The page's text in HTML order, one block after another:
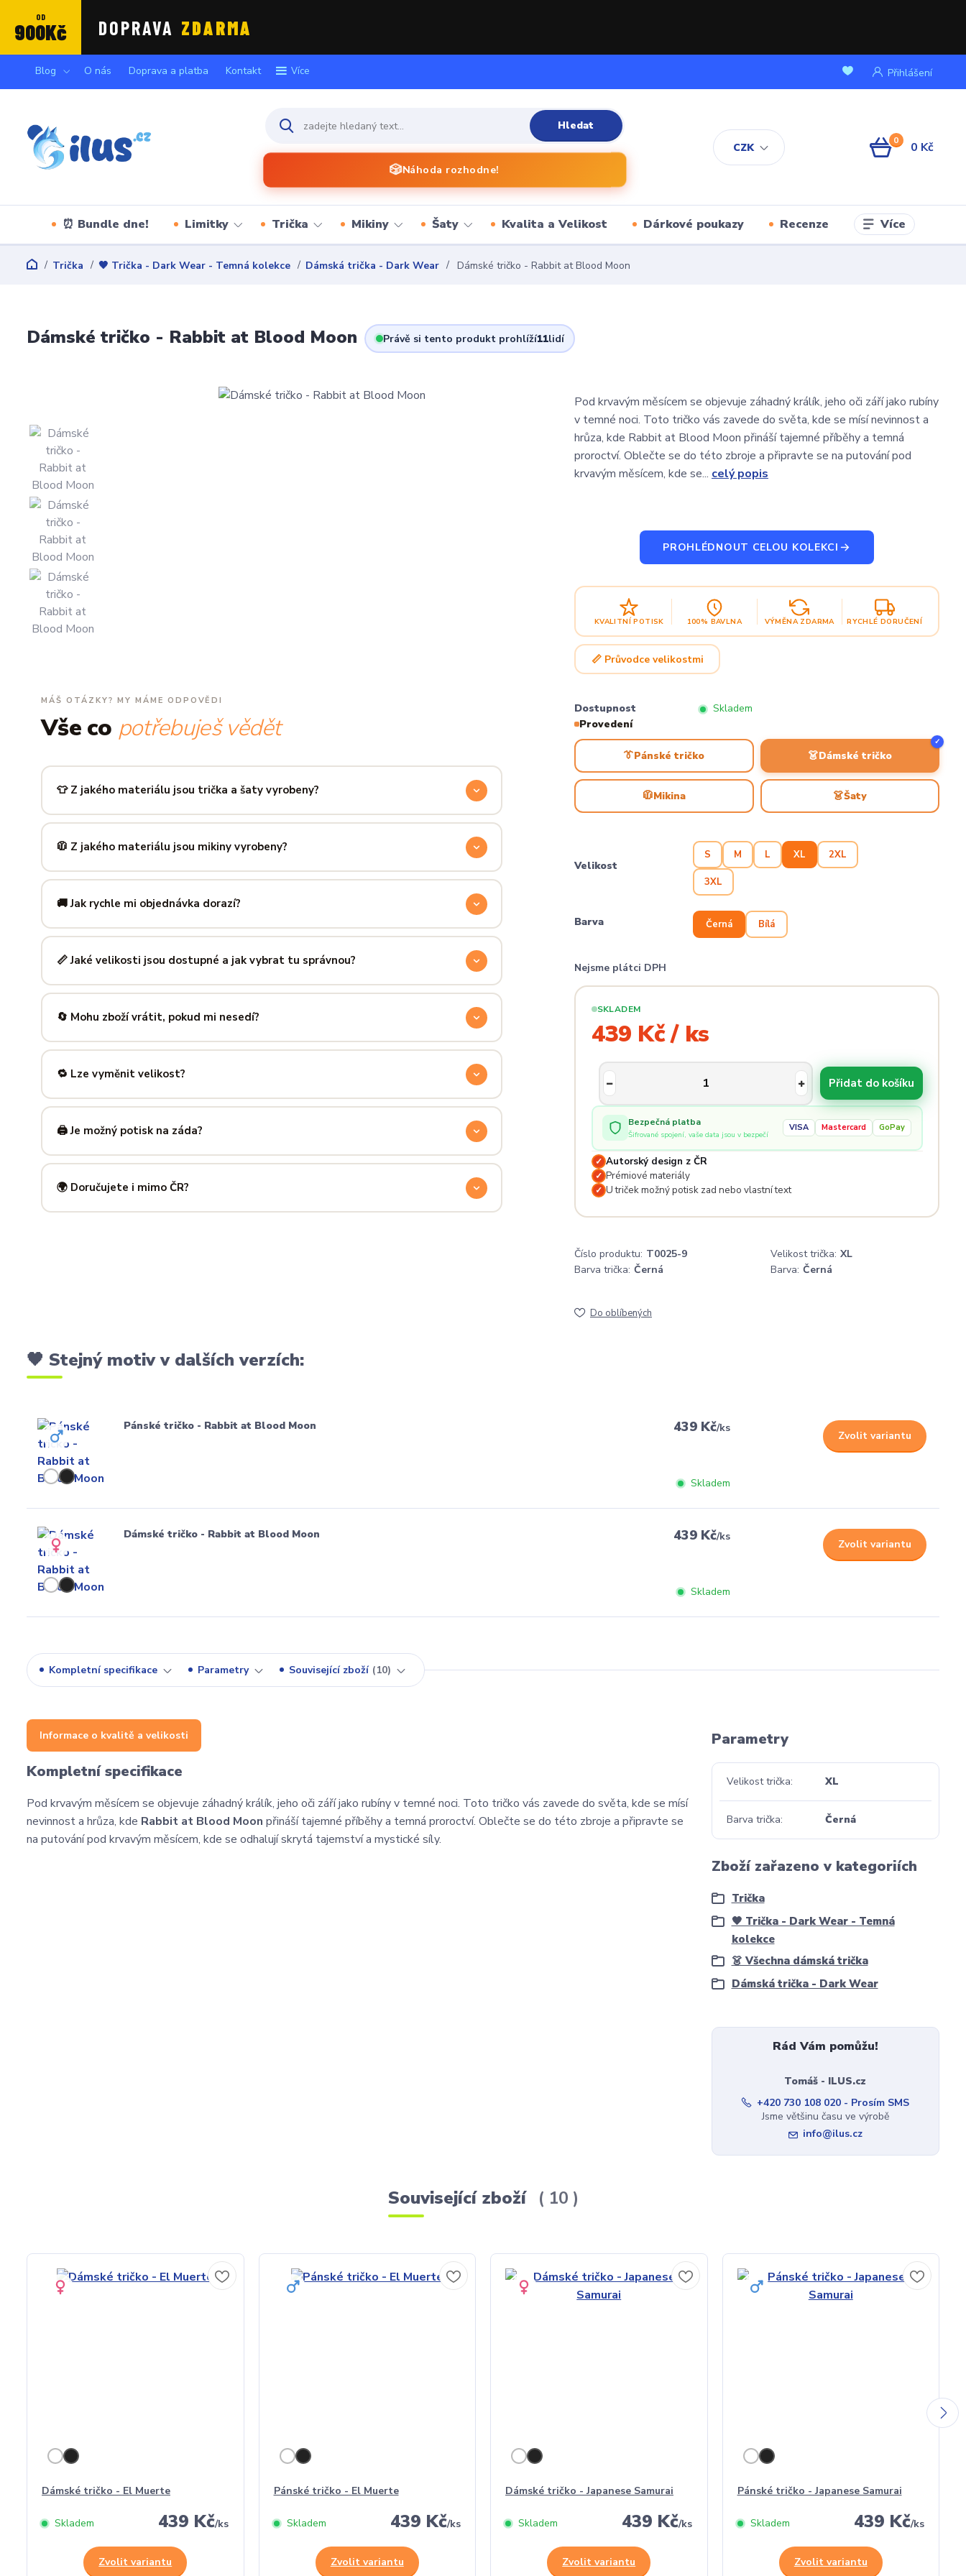
OD
900Kč DOPRAVA ZDARMA
Blog O nás Doprava a platba Kontakt Více
CZK
Přihlášení
Hledat
🎲Náhoda rozhodne!
0 0 Kč
⏰ Bundle dne! Limitky Trička Mikiny Šaty Kvalita a Velikost Dárkové poukazy Recenze Více
Trička 🖤 Trička - Dark Wear - Temná kolekce Dámská trička - Dark Wear Dámské tričko - Rabbit at Blood Moon
Dámské tričko - Rabbit at Blood Moon Právě si tento produkt prohlíží11lidí
MÁŠ OTÁZKY? MY MÁME ODPOVĚDI
Vše co potřebuješ vědět
👕 Z jakého materiálu jsou trička a šaty vyrobeny?
Používáme prémiovou 100% bavlnu — měkkou na dotek, prodyšnou a odolnou. Produkt si
zachová tvar i barvu i po desítkách praní. Kvalita, kterou pocítíš hned při prvním oblečení.
🧥 Z jakého materiálu jsou mikiny vyrobeny?
Mikiny šijeme ze směsi80 % bavlny a 20 % polyesteru— příjemně hřejivá, pevná a zároveň
prodyšná kombinace, která si dlouho drží tvar i po opakovaném praní.
🚚 Jak rychle mi objednávka dorazí?
Mimo sezónu balíme a odesíláme do 3 pracovních dní. Doručení přes PPL, GLS nebo Českou
poštu trvá obvykle 1–3 pracovní dny — zboží tak můžeš mít u sebe už za pár dní.
📏 Jaké velikosti jsou dostupné a jak vybrat tu správnou?
Nabízíme velikosti XS až 5XL, takže si vybere opravdu každý. Klikni naPrůvodce velikostmi
výše — najdeš tam přesné míry v cm a výběr velikosti bude hračka.
🔄 Mohu zboží vrátit, pokud mi nesedí?
Samozřejmě. Máš plných14 dní na vráceníbez udání důvodu. Stačí nás kontaktovat na
info@ilus.cza vše vyřídíme rychle a bez komplikací.
🔁 Lze vyměnit velikost?
Standardně výměnu nenabízíme, ale víme, že se to stane — proto se nebojte napsat na
info@ilus.cz. Většinou společně najdeme řešení, které vás potěší.
🖨️ Je možný potisk na záda?
Ano! Potisk zad je možný u většiny našich produktů — skvělé pro originální dárky nebo párové
kousky. Napiš nám předem na
🌍 Doručujete i mimo ČR?
Pod krvavým měsícem se objevuje záhadný králík, jeho oči září jako rubíny
v temné noci. Toto tričko vás zavede do světa, kde se mísí nevinnost a
hrůza, kde Rabbit at Blood Moon přináší tajemné příběhy a temná
proroctví. Oblečte se do této zbroje a připravte se na putování pod
krvavým měsícem, kde se... celý popis
PROHLÉDNOUT CELOU KOLEKCI
KVALITNÍ POTISK 100% BAVLNA VÝMĚNA ZDARMA RYCHLÉ DORUČENÍ
📏 Průvodce velikostmi
Dostupnost
Skladem
Provedení
👔Pánské tričko 👗Dámské tričko
✓
🧥Mikina 👗Šaty
Velikost
S M L XL 2XL
3XL
Barva Černá Bílá
Nejsme plátci DPH
SKLADEM
439 Kč / ks
Přidat do košíku
Bezpečná platba
Šifrované spojení, vaše data jsou v bezpečí
VISA Mastercard GoPay
✓ Autorský design z ČR
✓ Prémiové materiály
✓ U triček možný potisk zad nebo vlastní text
Číslo produktu: T0025-9 Velikost trička: XL
Barva trička: Černá Barva: Černá
Do oblíbených
🖤 Stejný motiv v dalších verzích:
Pánské tričko - Rabbit at Blood Moon 439 Kč/ks
Skladem
Zvolit variantu
Dámské tričko - Rabbit at Blood Moon 439 Kč/ks
Skladem
Zvolit variantu
Kompletní specifikace Parametry Související zboží 10
Informace o kvalitě a velikosti
Kompletní specifikace
Pod krvavým měsícem se objevuje záhadný králík, jeho oči září jako rubíny v temné noci. Toto tričko vás zavede do světa, kde se mísí
nevinnost a hrůza, kde Rabbit at Blood Moon přináší tajemné příběhy a temná proroctví. Oblečte se do této zbroje a připravte se
na putování pod krvavým měsícem, kde se odhalují skrytá tajemství a mystické síly.
Parametry
Velikost trička XL
Barva trička Černá
Zboží zařazeno v kategoriích
Trička
🖤 Trička - Dark Wear - Temná
kolekce
👗 Všechna dámská trička
Dámská trička - Dark Wear
Rád Vám pomůžu!
Tomáš - ILUS.cz
+420 730 108 020 - Prosím SMS
Jsme většinu času ve výrobě
info@ilus.cz
Související zboží 10
Dámské tričko - El Muerte
439 Kč/ks
Skladem
Zvolit variantu
Pánské tričko - El Muerte
439 Kč/ks
Skladem
Zvolit variantu
Dámské tričko - Japanese Samurai
439 Kč/ks
Skladem
Zvolit variantu
Pánské tričko - Japanese Samurai
439 Kč/ks
Skladem
Zvolit variantu